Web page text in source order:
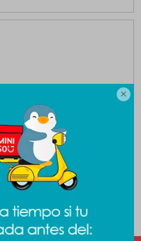
